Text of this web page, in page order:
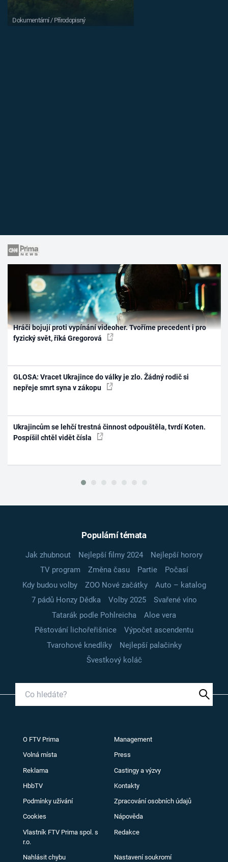
Dokumentární / Přírodopisný
Hráči bojují proti vypínání videoher. Tvoříme precedent i pro
fyzický svět, říká Gregorová
GLOSA: Vracet Ukrajince do války je zlo. Žádný rodič si
nepřeje smrt syna v zákopu
Ukrajincům se lehčí trestná činnost odpouštěla, tvrdí Koten.
Pospíšil chtěl vidět čísla
Populární témata
Jak zhubnout Nejlepší filmy 2024
Nejlepší horory
TV program
Změna času Partie
Počasí
Kdy budou volby
ZOO Nové začátky
Auto – katalog
7 pádů Honzy Dědka
Volby 2025
Svařené víno
Tatarák podle Pohlreicha
Aloe vera
Pěstování lichořeřišnice
Výpočet ascendentu
Tvarohové knedlíky
Nejlepší palačinky
Švestkový koláč
O FTV Prima Management
Volná místa Press
Reklama Castingy a výzvy
HbbTV Kontakty
Podmínky užívání Zpracování osobních údajů
Cookies Nápověda
Vlastník FTV Prima spol. s
r.o.
Redakce
Nahlásit chybu Nastavení soukromí